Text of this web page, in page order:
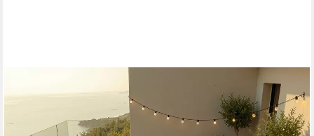
Gartensofa Modulares Outdoor Sofa ALAZIA, UV-beständig &
robust, Wetterfeste Lounge, Gartenliege
ab 549,00 €
UVP679,00 €